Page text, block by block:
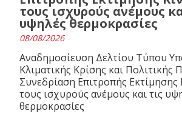
τους ισχυρούς ανέμους
υψηλές θερμοκρασίες
08/08/2026
Αναδημοσίευση Δελτίου Τύπου
Κλιματικής Κρίσης και Πολιτικής
Συνεδρίαση Επιτροπής Εκτίμησης
τους ισχυρούς ανέμους και τις
θερμοκρασίες